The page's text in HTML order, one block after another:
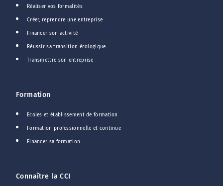
Réaliser vos formalités
Créer, reprendre une entreprise
Financer son activité
Réussir sa transition écologique
Transmettre son entreprise
Formation
Ecoles et établissement de formation
Formation professionnelle et continue
Financer sa formation
Connaître la CCI